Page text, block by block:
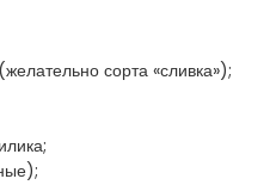
сорта «сливка»);